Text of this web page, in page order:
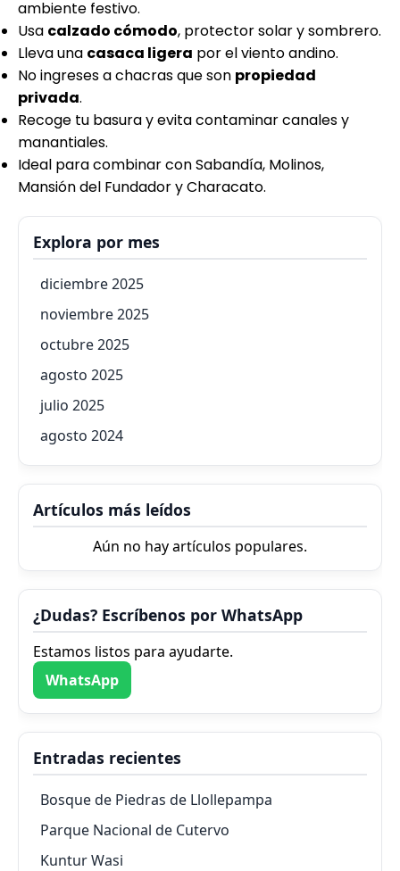
ambiente festivo.
Usa calzado cómodo, protector solar y sombrero.
Lleva una casaca ligera por el viento andino.
No ingreses a chacras que son propiedad
privada.
Recoge tu basura y evita contaminar canales y
manantiales.
Ideal para combinar con Sabandía, Molinos,
Mansión del Fundador y Characato.
Explora por mes
diciembre 2025
noviembre 2025
octubre 2025
agosto 2025
julio 2025
agosto 2024
Artículos más leídos
Aún no hay artículos populares.
¿Dudas? Escríbenos por WhatsApp
Estamos listos para ayudarte.
WhatsApp
Entradas recientes
Bosque de Piedras de Llollepampa
Parque Nacional de Cutervo
Kuntur Wasi